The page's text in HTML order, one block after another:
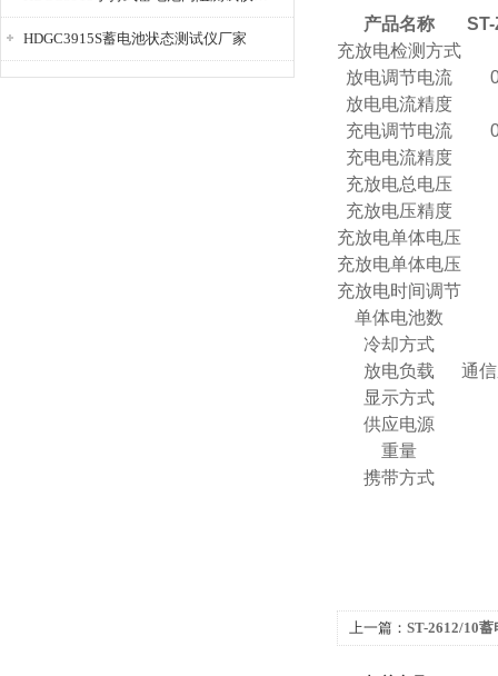
HDGC3915S蓄电池状态测试仪厂家
产品名称
充放电检测方式
放电调节电流
放电电流精度
充电调节电流
充电电流精度
充放电总电压
充放电压精度
充放电单体电压
充放电单体电压
充放电时间调节
单体电池数
冷却方式
放电负载
通
显示方式
供应电源
重量
携带方式
上一篇： ST-2612/10